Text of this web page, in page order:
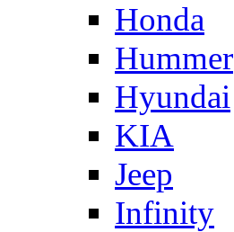
Honda
Hummer
Hyundai
KIA
Jeep
Infinity